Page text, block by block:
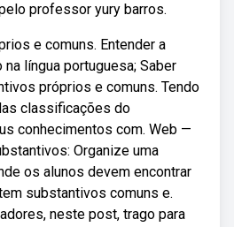
professor yury barros.
e comuns. Entender a
língua portuguesa; Saber
próprios e comuns. Tendo
classificações do
conhecimentos com. Web —
Organize uma
os alunos devem encontrar
substantivos comuns e.
neste post, trago para